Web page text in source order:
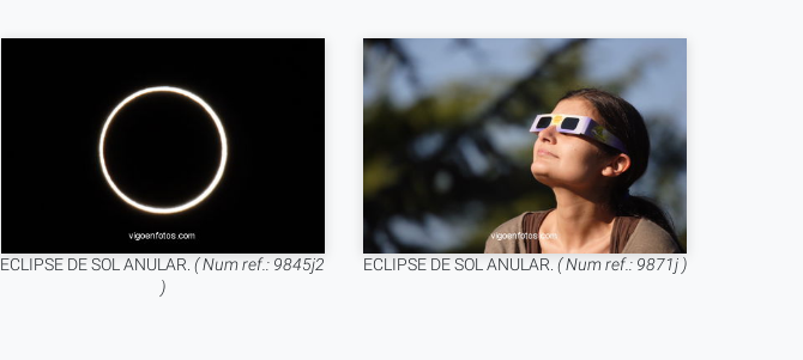
ECLIPSE DE SOL ANULAR.( Num ref.: 9845j2
)
ECLIPSE DE SOL ANULAR.( Num ref.: 9871j )